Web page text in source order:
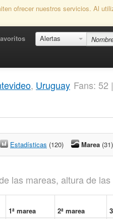
ofrecer nuestros servicios. Al
Alertas
, Uruguay Fans: 52
Estadísticas (120) Marea (31)
las mareas, altura de
1ª marea 2ª marea